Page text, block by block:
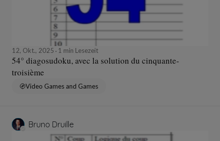
12, Okt., 2025 1 min Lesezeit
54° diagosudoku, avec la solution du cinquante-
troisième
Video Games and Games
Bruno Druille